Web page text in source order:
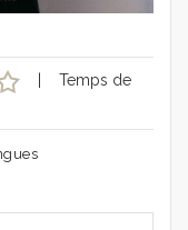
| Temps de